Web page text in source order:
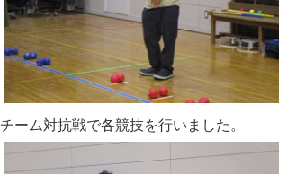
チーム対抗戦で各競技を行いました。